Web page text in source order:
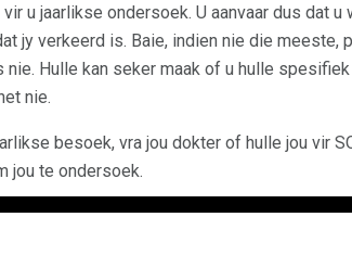
u jaarlikse ondersoek. U aanvaar dus dat
jy verkeerd is. Baie, indien nie die meeste,
Hulle kan seker maak of u hulle
nie.
besoek, vra jou dokter of hulle jou vir
jou te ondersoek.